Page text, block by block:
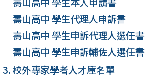
壽山高中 學生代理人申訴書
壽山高中 學生申訴代理人選任書
壽山高中 學生申訴輔佐人選任書
3. 校外專家學者人才庫名單